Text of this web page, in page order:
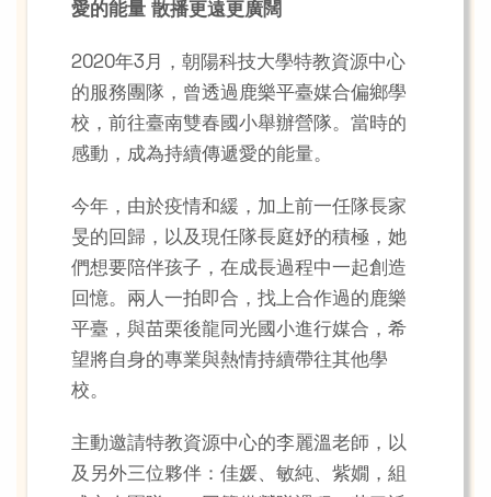
愛的能量 散播更遠更廣闊
2020年3月，朝陽科技大學特教資源中心
的服務團隊，曾透過鹿樂平臺媒合偏鄉學
校，前往臺南雙春國小舉辦營隊。當時的
感動，成為持續傳遞愛的能量。
今年，由於疫情和緩，加上前一任隊長家
旻的回歸，以及現任隊長庭妤的積極，她
們想要陪伴孩子，在成長過程中一起創造
回憶。兩人一拍即合，找上合作過的鹿樂
平臺，與苗栗後龍同光國小進行媒合，希
望將自身的專業與熱情持續帶往其他學
校。
主動邀請特教資源中心的李麗溫老師，以
及另外三位夥伴：佳媛、敏純、紫嫺，組